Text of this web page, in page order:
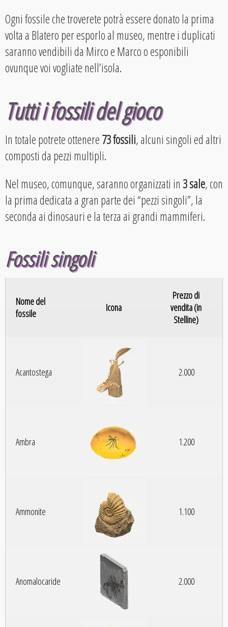
Ogni fossile che troverete potrà essere donato la prima
volta a Blatero per esporlo al museo, mentre i duplicati
saranno vendibili da Mirco e Marco o esponibili
ovunque voi vogliate nell’isola.
Tutti i fossili del gioco
In totale potrete ottenere73 fossili, alcuni singoli ed altri
composti da pezzi multipli.
Nel museo, comunque, saranno organizzati in3 sale, con
la prima dedicata a gran parte dei “pezzi singoli”, la
seconda ai dinosauri e la terza ai grandi mammiferi.
Fossili singoli
Nome del
fossile
Icona
Prezzo di
vendita (in
Stelline)
Acantostega 2.000
Ambra 1.200
Ammonite 1.100
Anomalocaride 2.000